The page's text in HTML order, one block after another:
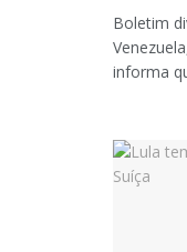
Boletim
informa